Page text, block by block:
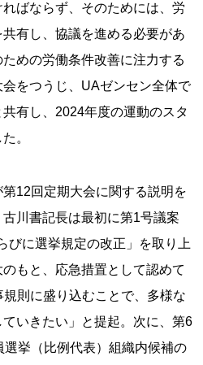
ばならず、そのためには、労
有し、協議を進める必要があ
めの労働条件改善に注力する
をつうじ、UAゼンセン全体で
有し、2024年度の運動のスタ
。
12回定期大会に関する説明を
川書記長は最初に第1号議案
びに選挙規定の改正」を取り上
もと、応急措置として認めて
則に盛り込むことで、多様な
いきたい」と提起。次に、第6
挙（比例代表）組織内候補の